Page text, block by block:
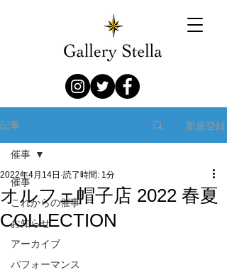
記事 新規登録
催事
これからの催事
お知らせ
アーカイブ
パフォーマンス
催事
オルフェ帽子店 2022 春夏
COLLECTION
2022年4月14日 読了時間: 1分